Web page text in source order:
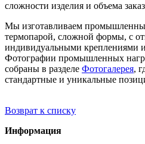
сложности изделия и объема
Мы изготавливаем
термопарой, сложной формы, с
индивидуальными креплениями
Фотографии промышленных
собраны в разделе Фотогалерея,
стандартные и уникальные
Возврат к списку
Информация